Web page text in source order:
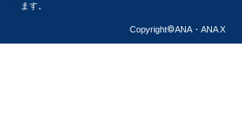
ます。
Copyright©ANA・ANA X